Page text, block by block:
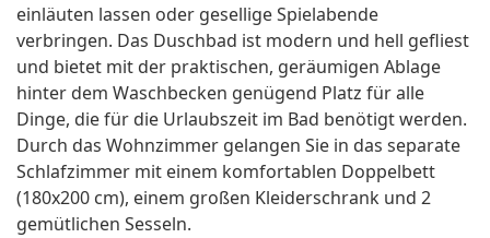
einläuten lassen oder gesellige Spielabende
verbringen. Das Duschbad ist modern und hell gefliest
und bietet mit der praktischen, geräumigen Ablage
hinter dem Waschbecken genügend Platz für alle
Dinge, die für die Urlaubszeit im Bad benötigt werden.
Durch das Wohnzimmer gelangen Sie in das separate
Schlafzimmer mit einem komfortablen Doppelbett
(180x200 cm), einem großen Kleiderschrank und 2
gemütlichen Sesseln.